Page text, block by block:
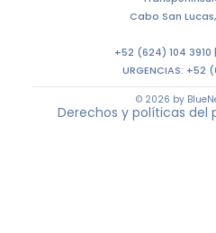
Cabo San
+52 (624) 104 3910 |
URGENCIAS: +52
© 2026 by
Derechos y políticas del